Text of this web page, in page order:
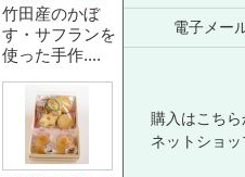
竹田産のかぼ
す・サフランを
使った手作....
電子メー
購入はこちら
ネットショ